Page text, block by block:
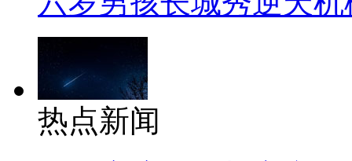
热点新闻